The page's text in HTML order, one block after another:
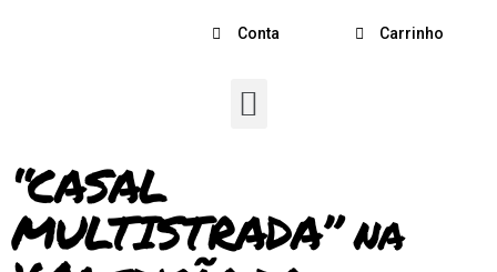
Conta Carrinho
“CASAL
MULTISTRADA” na